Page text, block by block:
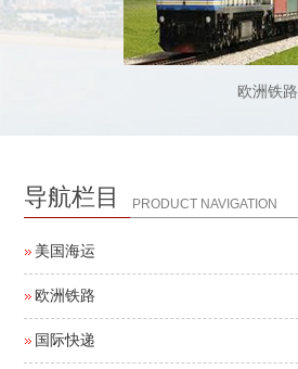
欧洲铁路
导航栏目 PRODUCT NAVIGATION
美国海运
欧洲铁路
国际快递